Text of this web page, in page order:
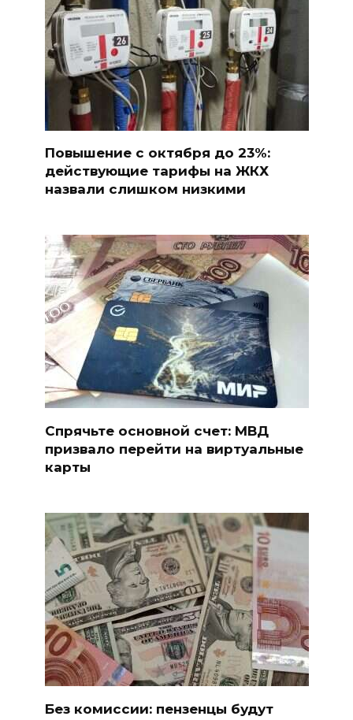
Повышение с октября до 23%:
действующие тарифы на ЖКХ
назвали слишком низкими
Спрячьте основной счет: МВД
призвало перейти на виртуальные
карты
Без комиссии: пензенцы будут